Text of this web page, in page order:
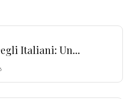
Italiani: Un...